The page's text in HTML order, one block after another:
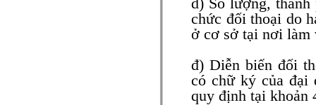
chức đối thoại do
ở cơ sở tại nơi làm
đ) Diễn biến đối
có chữ ký của đại
quy định tại